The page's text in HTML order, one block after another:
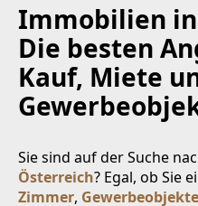
Immobilien
Die besten
Kauf, Miete
Sie sind auf der Suche
Österreich? Egal, ob Sie
Zimmer, Gewerbeobjekte